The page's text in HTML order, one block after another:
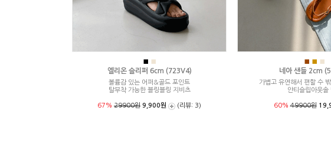
■
엘리온 슬리퍼 6cm (723V4)
볼륨감 있는 어퍼&골드 포인트
탈부착 가능한 블링블링 지비츠
67% 29900원 9,900원 (리뷰: 3)
■ ■
네아 샌들 2cm
가볍고 유연해서 편할 수
안티슬립아웃솔
60%49900원